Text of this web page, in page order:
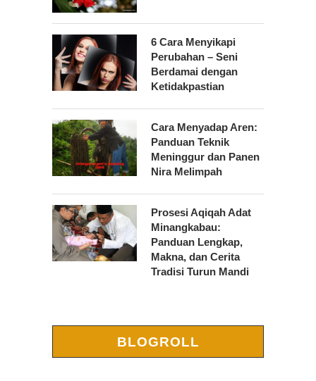
6 Cara Menyikapi
Perubahan – Seni
Berdamai dengan
Ketidakpastian
Cara Menyadap Aren:
Panduan Teknik
Meninggur dan Panen
Nira Melimpah
Prosesi Aqiqah Adat
Minangkabau:
Panduan Lengkap,
Makna, dan Cerita
Tradisi Turun Mandi
BLOGROLL